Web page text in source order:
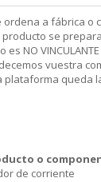
a fábrica o
se
es NO
vuestra
plataforma queda
o
de corriente